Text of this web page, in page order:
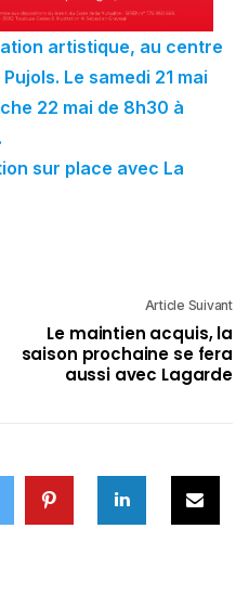
artistique, au centre
Le samedi 21 mai
22 mai de 8h30 à
sur place avec La
Article Suivant
Le maintien acquis, la
saison prochaine se fera
aussi avec Lagarde